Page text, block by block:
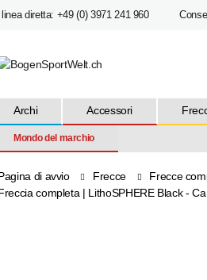
linea diretta: +49 (0) 3971 241 960
Archi Accessori
Mondo del marchio
di avvio Frecce Frecce
completa | LithoSPHERE Black -